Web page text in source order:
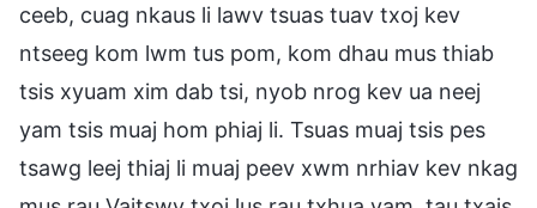
ceeb, cuag nkaus li lawv tsuas tuav txoj kev
ntseeg kom lwm tus pom, kom dhau mus thiab
tsis xyuam xim dab tsi, nyob nrog kev ua neej
yam tsis muaj hom phiaj li. Tsuas muaj tsis pes
tsawg leej thiaj li muaj peev xwm nrhiav kev nkag